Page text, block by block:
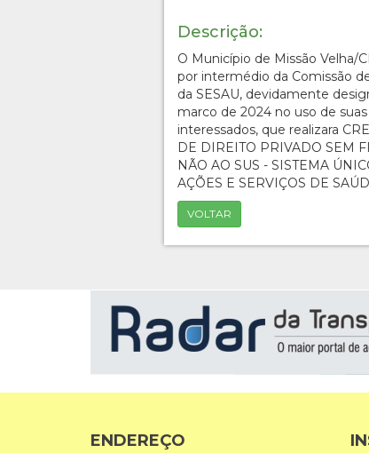
Descrição:
O Município de Missão Velha/
por intermédio da Comissão
da SESAU, devidamente
marco de 2024 no uso de
interessados, que realizara
DE DIREITO PRIVADO SEM
NÃO AO SUS - SISTEMA
AÇÕES E SERVIÇOS DE
VOLTAR
ENDEREÇO